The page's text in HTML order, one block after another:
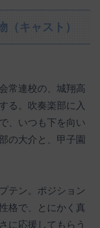
（キャスト）
常連校の、城翔高
る。吹奏楽部に入
、いつも下を向い
の大介と、甲子園
テン。ポジション
格で、とにかく真
に応援してもらう